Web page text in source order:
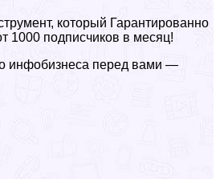
который Гарантированно
1000 подписчиков в месяц!
инфобизнеса перед вами —